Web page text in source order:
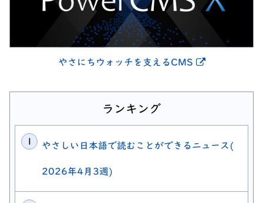
やさにちウォッチを支えるCMS 別ウィンド
ランキング
やさしい日本語で読むことができるニュース(
2026年4月3週)